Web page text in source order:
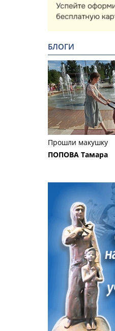
БЛОГИ
Прошли макушку
ПОПОВА Тамара